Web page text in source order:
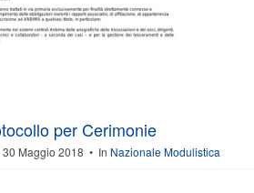
per Cerimonie
Maggio 2018 In Nazionale Modulistica